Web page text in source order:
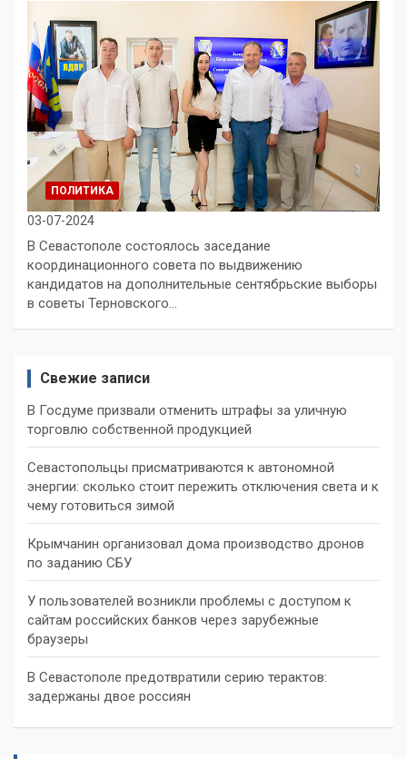
ПОЛИТИКА
03-07-2024
В Севастополе состоялось заседание
координационного совета по выдвижению
кандидатов на дополнительные сентябрьские выборы
в советы Терновского…
Свежие записи
В Госдуме призвали отменить штрафы за уличную
торговлю собственной продукцией
Севастопольцы присматриваются к автономной
энергии: сколько стоит пережить отключения света и к
чему готовиться зимой
Крымчанин организовал дома производство дронов
по заданию СБУ
У пользователей возникли проблемы с доступом к
сайтам российских банков через зарубежные
браузеры
В Севастополе предотвратили серию терактов:
задержаны двое россиян